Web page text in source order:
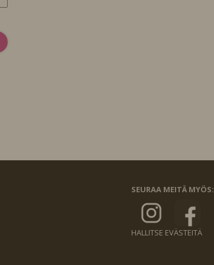
SEURAA MEITÄ MYÖS:
HALLITSE EVÄSTEITÄ